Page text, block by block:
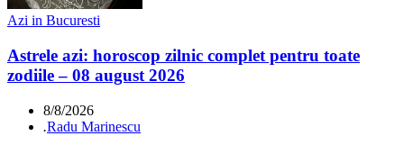
Azi in Bucuresti
Astrele azi: horoscop zilnic complet pentru toate
zodiile – 08 august 2026
8/8/2026
.Radu Marinescu